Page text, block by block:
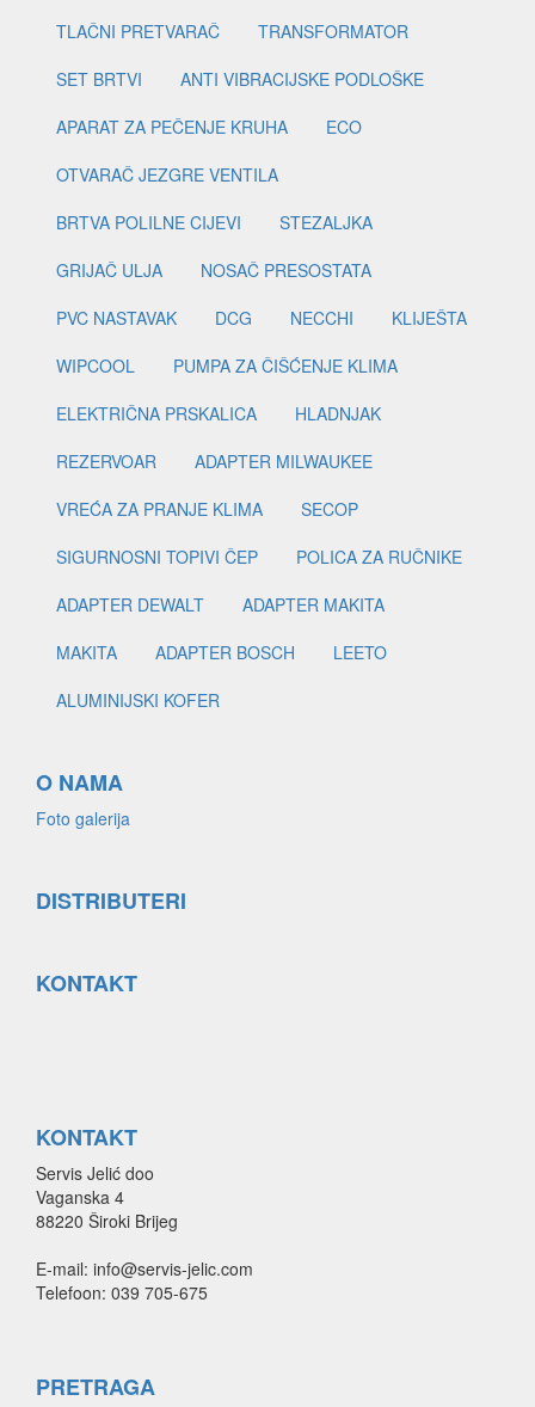
TLAČNI PRETVARAČ
TRANSFORMATOR
SET BRTVI
ANTI VIBRACIJSKE PODLOŠKE
APARAT ZA PEČENJE KRUHA
ECO
OTVARAČ JEZGRE VENTILA
BRTVA POLILNE CIJEVI
STEZALJKA
GRIJAČ ULJA
NOSAČ PRESOSTATA
PVC NASTAVAK
DCG NECCHI
KLIJEŠTA
WIPCOOL
PUMPA ZA ČIŠĆENJE KLIMA
ELEKTRIČNA PRSKALICA
HLADNJAK
REZERVOAR
ADAPTER MILWAUKEE
VREĆA ZA PRANJE KLIMA
SECOP
SIGURNOSNI TOPIVI ČEP
POLICA ZA RUČNIKE
ADAPTER DEWALT
ADAPTER MAKITA
MAKITA
ADAPTER BOSCH
LEETO
ALUMINIJSKI KOFER
O NAMA
Foto galerija
DISTRIBUTERI
KONTAKT
KONTAKT
Servis Jelić doo
Vaganska 4
88220 Široki Brijeg
E-mail: info@servis-jelic.com
Telefoon: 039 705-675
PRETRAGA